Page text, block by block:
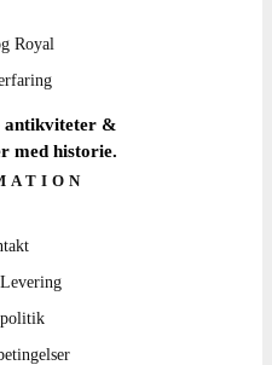
Royal
antikviteter &
med historie.